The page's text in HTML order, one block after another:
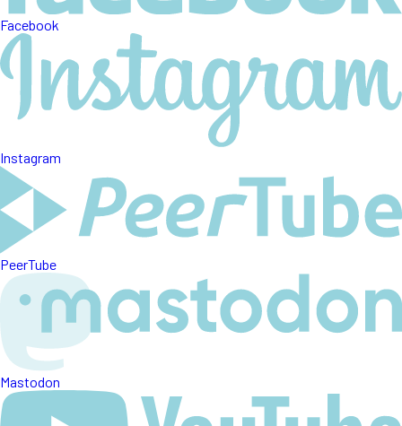
Facebook
Instagram
PeerTube
Mastodon